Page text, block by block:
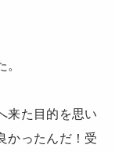
来た目的を思い
かったんだ！受